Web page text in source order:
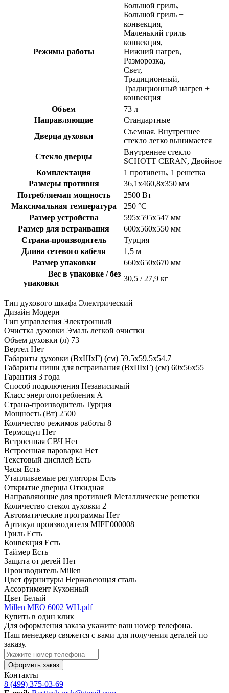
Режимы работы
Большой гриль,
Большой гриль +
конвекция,
Маленький гриль +
конвекция,
Нижний нагрев,
Разморозка,
Свет,
Традиционный,
Традиционный нагрев +
конвекция
Объем
73 л
Направляющие
Стандартные
Дверца духовки
Съемная. Внутреннее
стекло легко вынимается
Стекло дверцы
Внутреннее стекло
SCHOTT CERAN, Двойное
Комплектация
1 противень, 1 решетка
Размеры противня
36,1х460,8х350 мм
Потребляемая мощность
2500 Вт
Максимальная температура
250 °С
Размер устройства
595х595х547 мм
Размер для встраивания
600х560х550 мм
Страна-производитель
Турция
Длина сетевого кабеля
1,5 м
Размер упаковки
660х650х670 мм
Вес в упаковке / без
упаковки
30,5 / 27,9 кг
Тип духового шкафа Электрический
Дизайн Модерн
Тип управления Электронный
Очистка духовки Эмаль легкой очистки
Объем духовки (л) 73
Вертел Нет
Габариты духовки (ВхШхГ) (см) 59.5х59.5х54.7
Габариты ниши для встраивания (ВхШхГ) (см) 60х56х55
Гарантия 3 года
Способ подключения Независимый
Класс энергопотребления A
Страна-производитель Турция
Мощность (Вт) 2500
Количество режимов работы 8
Термощуп Нет
Встроенная СВЧ Нет
Встроенная пароварка Нет
Текстовый дисплей Есть
Часы Есть
Утапливаемые регуляторы Есть
Открытие дверцы Откидная
Направляющие для противней Металлические решетки
Количество стекол духовки 2
Автоматические программы Нет
Артикул производителя MIFE000008
Гриль Есть
Конвекция Есть
Таймер Есть
Защита от детей Нет
Производитель Millen
Цвет фурнитуры Нержавеющая сталь
Ассортимент Кухонный
Цвет Белый
Millen MEO 6002 WH.pdf
Купить в один клик
Для оформления заказа укажите ваш номер телефона.
Наш менеджер свяжется с вами для получения деталей по
заказу.
Оформить заказ
Контакты
8 (499) 375-03-69